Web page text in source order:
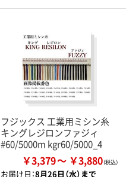
フジックス 工業用ミシン糸
キングレジロンファジィ
#60/5000m kgr60/5000_4
￥3,379 ￥3,880
お届け日：8月26日（水）まで